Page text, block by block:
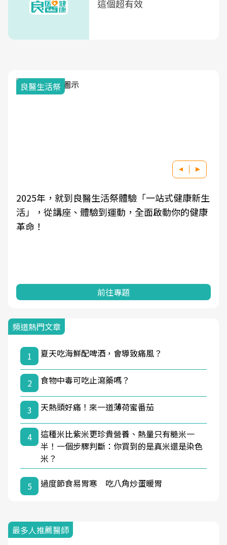
這個超有效
良醫生活祭
2025年，就到良醫生活祭體驗「一站式健康新生
活」，從講座、體驗到運動，全面啟動你的健康
革命！
前往專題
頻道熱門文章
1 夏天吃海鮮配啤酒，會導致痛風？
2 食物中毒可吃止瀉藥嗎？
3 天熱頭好痛！來一道薄荷蜜番茄
4
這種米比紫米更珍貴營養、熱量只有糙米一
半！一個步驟判斷：你買到的是真米還是染色
米？
5 過度節食易胃寒 吃八角炒蛋暖胃
最多人推薦醫師